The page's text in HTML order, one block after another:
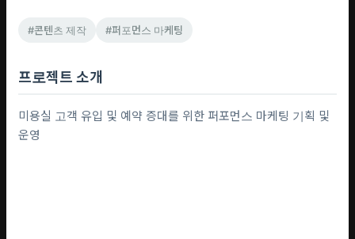
#콘텐츠 제작 #퍼포먼스 마케팅
프로젝트 소개
미용실 고객 유입 및 예약 증대를 위한 퍼포먼스 마케팅 기획 및
운영